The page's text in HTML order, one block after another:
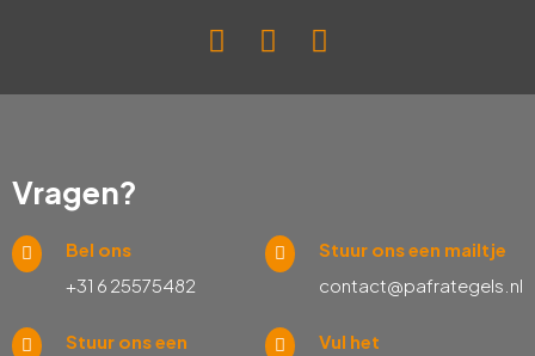
Vragen?
Bel ons
+31 6 25575482
Stuur ons een
Stuur ons een mailtje
contact@pafrategels.nl
Vul het